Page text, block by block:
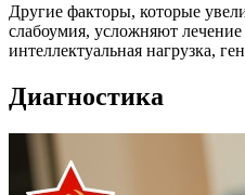
Другие факторы, которые
слабоумия, усложняют
интеллектуальная нагрузка,
Диагностика